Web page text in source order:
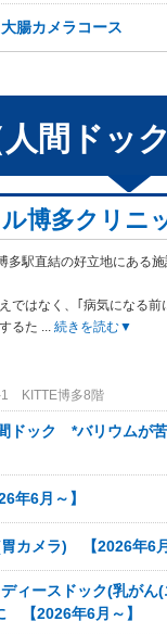
腸カメラコース
間ドッ
博多クリニ
駅直結の好立地にある施
ではなく、｢病気になる前
るた ... 続きを読む▼
1 KITTE博多8階
間ドック *バリウムが
年6月～】
カメラ) 【2026年6月
ィースドック(乳がん
【2026年6月～】